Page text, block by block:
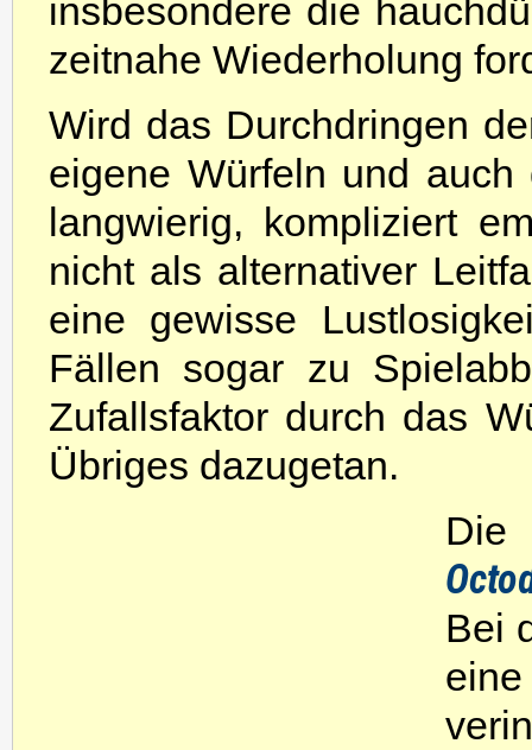
insbesondere die
zeitnahe Wiederholung
Wird das Durchdringen
eigene Würfeln und
langwierig, kompliziert
nicht als alternativer
eine gewisse
Fällen sogar zu
Zufallsfaktor durch das
Übriges dazugetan.
Die
Bei